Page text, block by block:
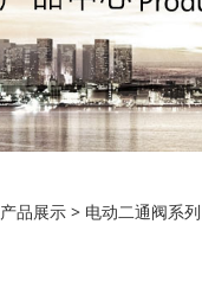
2W二通
产品展示 > 电动二通阀系列